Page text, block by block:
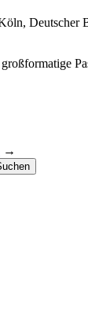
Deutscher
→